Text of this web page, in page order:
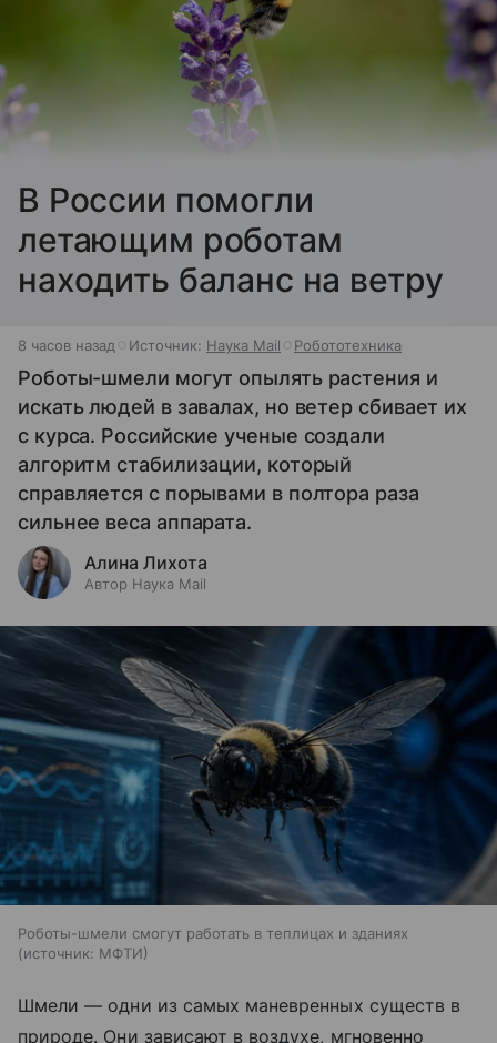
В России помогли
летающим роботам
находить баланс на ветру
8 часов назад Источник: Наука Mail Робототехника
Роботы-шмели могут опылять растения и
искать людей в завалах, но ветер сбивает их
с курса. Российские ученые создали
алгоритм стабилизации, который
справляется с порывами в полтора раза
сильнее веса аппарата.
Алина Лихота
Автор Наука Mail
Роботы-шмели смогут работать в теплицах и зданиях
источник: МФТИ
Шмели — одни из самых маневренных существ в
природе. Они зависают в воздухе, мгновенно